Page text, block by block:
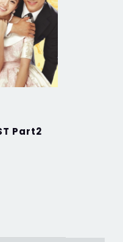
Part2